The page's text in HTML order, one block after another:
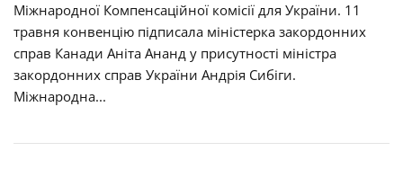
Міжнародної Компенсаційної комісії для України. 11
травня конвенцію підписала міністерка закордонних
справ Канади Аніта Ананд у присутності міністра
закордонних справ України Андрія Сибіги.
Міжнародна...